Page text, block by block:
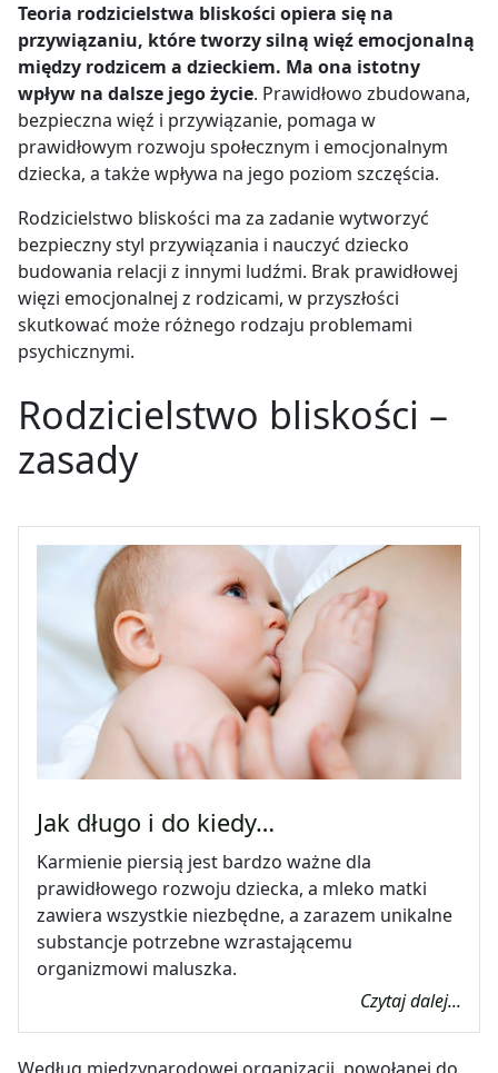
Teoria rodzicielstwa bliskości opiera się na
przywiązaniu, które tworzy silną więź emocjonalną
między rodzicem a dzieckiem. Ma ona istotny
wpływ na dalsze jego życie. Prawidłowo zbudowana,
bezpieczna więź i przywiązanie, pomaga w
prawidłowym rozwoju społecznym i emocjonalnym
dziecka, a także wpływa na jego poziom szczęścia.
Rodzicielstwo bliskości ma za zadanie wytworzyć
bezpieczny styl przywiązania i nauczyć dziecko
budowania relacji z innymi ludźmi. Brak prawidłowej
więzi emocjonalnej z rodzicami, w przyszłości
skutkować może różnego rodzaju problemami
psychicznymi.
Rodzicielstwo bliskości –
zasady
Jak długo i do kiedy…
Karmienie piersią jest bardzo ważne dla
prawidłowego rozwoju dziecka, a mleko matki
zawiera wszystkie niezbędne, a zarazem unikalne
substancje potrzebne wzrastającemu
organizmowi maluszka.
Czytaj dalej...